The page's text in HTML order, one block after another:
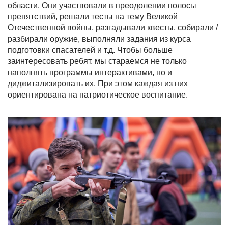
области. Они участвовали в преодолении полосы
препятствий, решали тесты на тему Великой
Отечественной войны, разгадывали квесты, собирали /
разбирали оружие, выполняли задания из курса
подготовки спасателей и т.д. Чтобы больше
заинтересовать ребят, мы стараемся не только
наполнять программы интерактивами, но и
диджитализировать их. При этом каждая из них
ориентирована на патриотическое воспитание.